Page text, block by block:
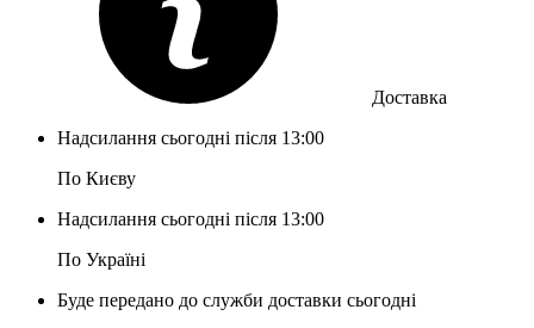
Доставка
Надсилання сьогодні після 13:00
По Києву
Надсилання сьогодні після 13:00
По Україні
Буде передано до служби доставки сьогодні